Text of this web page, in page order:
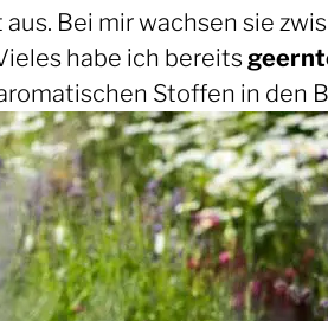
Bei mir wachsen sie
habe ich bereits
Stoffen in den